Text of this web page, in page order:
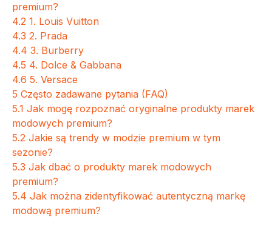
premium?
4.2 1. Louis Vuitton
4.3 2. Prada
4.4 3. Burberry
4.5 4. Dolce & Gabbana
4.6 5. Versace
5 Często zadawane pytania (FAQ)
5.1 Jak mogę rozpoznać oryginalne produkty marek
modowych premium?
5.2 Jakie są trendy w modzie premium w tym
sezonie?
5.3 Jak dbać o produkty marek modowych
premium?
5.4 Jak można zidentyfikować autentyczną markę
modową premium?